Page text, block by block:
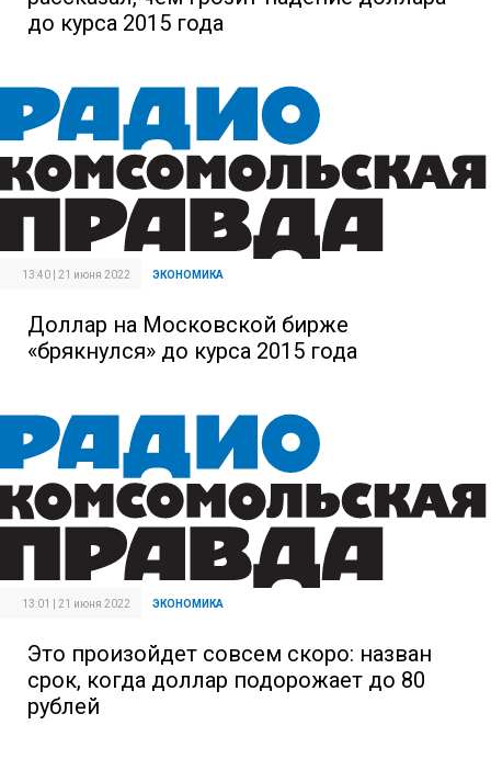
до курса 2015 года
13:40 | 21 июня 2022 ЭКОНОМИКА
Доллар на Московской бирже
«брякнулся» до курса 2015 года
13:01 | 21 июня 2022 ЭКОНОМИКА
Это произойдет совсем скоро: назван
срок, когда доллар подорожает до 80
рублей